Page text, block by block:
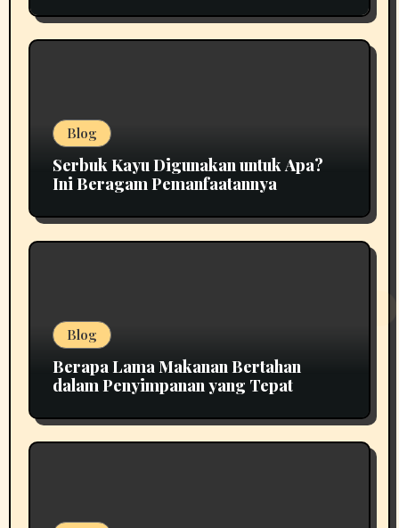
Blog
Serbuk Kayu Digunakan untuk Apa?
Ini Beragam Pemanfaatannya
Blog
Berapa Lama Makanan Bertahan
dalam Penyimpanan yang Tepat